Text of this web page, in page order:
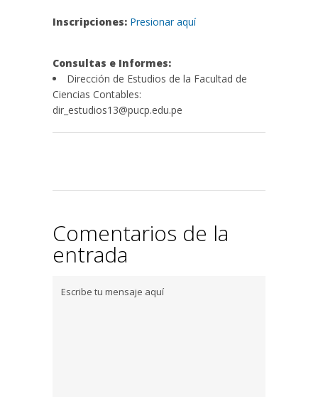
Inscripciones: Presionar aquí
Consultas e Informes:
Dirección de Estudios de la Facultad de
Ciencias Contables:
dir_estudios13@pucp.edu.pe
Comentarios de la
entrada